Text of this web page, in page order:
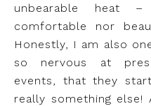
unbearable heat
comfortable nor
Honestly, I am also
so nervous at
events, that they
really something